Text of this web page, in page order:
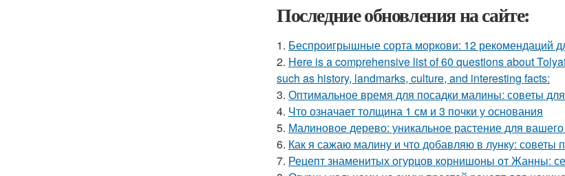
Последние обновления на сайте:
1. Беспроигрышные сорта моркови: 12 рекомендаций
2. Here is a comprehensive list of 60 questions about
such as history, landmarks, culture, and interesting facts:
3. Оптимальное время для посадки малины: советы
4. Что означает толщина 1 см и 3 почки у основания
5. Малиновое дерево: уникальное растение для
6. Как я сажаю малину и что добавляю в лунку:
7. Рецепт знаменитых огурцов корнишоны от Жанны: